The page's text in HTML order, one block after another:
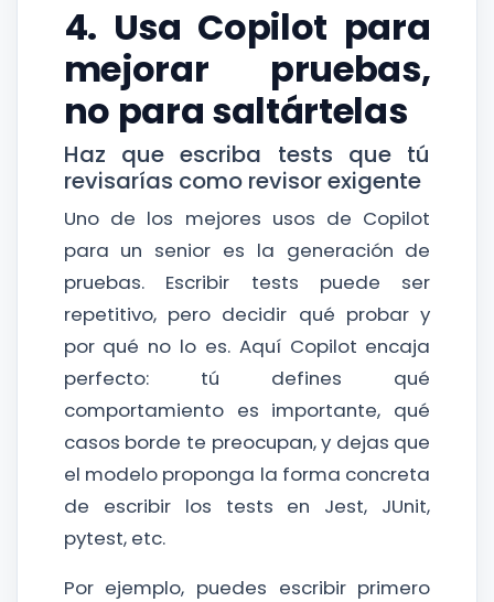
4. Usa Copilot para
mejorar pruebas,
no para saltártelas
Haz que escriba tests que tú
revisarías como revisor exigente
Uno de los mejores usos de Copilot
para un senior es la generación de
pruebas. Escribir tests puede ser
repetitivo, pero decidir qué probar y
por qué no lo es. Aquí Copilot encaja
perfecto: tú defines qué
comportamiento es importante, qué
casos borde te preocupan, y dejas que
el modelo proponga la forma concreta
de escribir los tests en Jest, JUnit,
pytest, etc.
Por ejemplo, puedes escribir primero